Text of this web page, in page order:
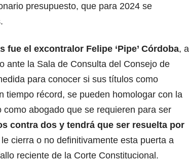
presupuesto, que para 2024 se
el excontralor Felipe ‘Pipe’ Córdoba, a
ante la Sala de Consulta del Consejo de
para conocer si sus títulos como
tiempo récord, se pueden homologar con la
abogado que se requieren para ser
contra dos y tendrá que ser resuelta por
cierra o no definitivamente esta puerta a
reciente de la Corte Constitucional.